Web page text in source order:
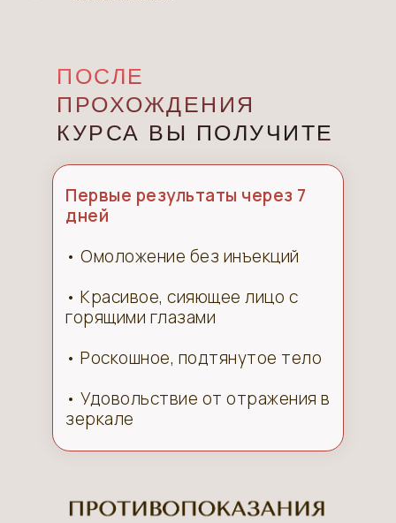
Первые результаты через 7
дней
• Омоложение без инъекций
• Красивое, сияющее лицо с
горящими глазами
• Роскошное, подтянутое тело
• Удовольствие от отражения в
зеркале
ПОСЛЕ
ПРОХОЖДЕНИЯ
КУРСА ВЫ ПОЛУЧИТЕ